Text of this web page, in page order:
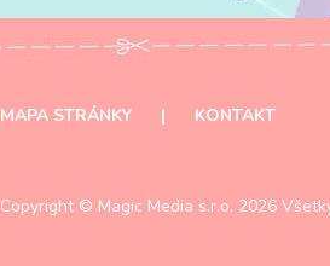
MAPA STRÁNKY | KONTAKT
Copyright © Magic Media s.r.o. 2026